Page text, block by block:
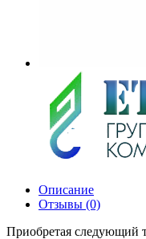
Описание
Отзывы (0)
Приобретая следующий